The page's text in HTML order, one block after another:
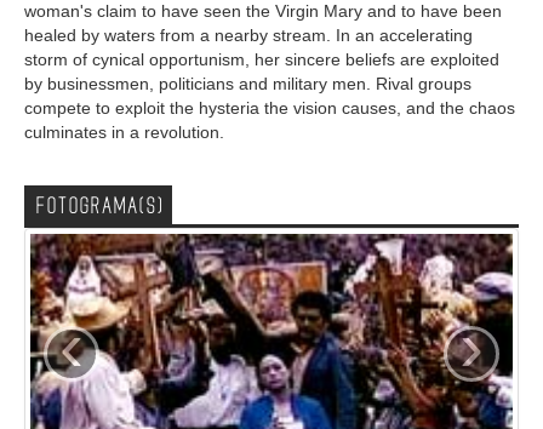
woman's claim to have seen the Virgin Mary and to have been
healed by waters from a nearby stream. In an accelerating
storm of cynical opportunism, her sincere beliefs are exploited
by businessmen, politicians and military men. Rival groups
compete to exploit the hysteria the vision causes, and the chaos
culminates in a revolution.
FOTOGRAMA(S)
‹ ›